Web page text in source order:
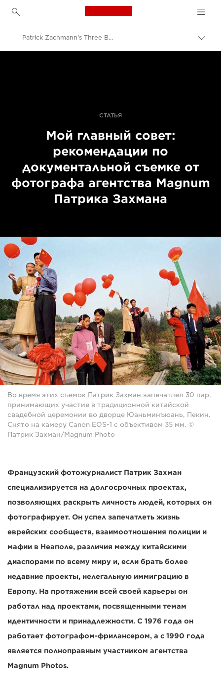
Canon Logo, back to
Patrick Zachmann's Three Best Pieces Of Advice
СТАТЬЯ
Мой главный совет:
рекомендации по
документальной съемке от
фотографа агентства Magnum
Патрика Захмана
Во время этих съемок Патрик Захман запечатлел 30 пар,
принимающих участие в традиционной китайской
свадебной церемонии во дворце Юаньминъюань, Пекин.
Снято на камеру Canon EOS-1 с объективом 35 мм. ©
Патрик Захман/Magnum Photo
Французский фотожурналист Патрик Захман
специализируется на долгосрочных проектах,
позволяющих раскрыть личность людей, которых он
фотографирует. Он успел запечатлеть жизнь
еврейских сообществ, взаимоотношения полиции и
мафии в Неаполе, различия между китайскими
диаспорами по всему миру и, если брать более
недавние проекты, нелегальную иммиграцию в
Европу. На протяжении всей своей карьеры он
работал над проектами, посвященными темам
идентичности и принадлежности. С 1976 года он
работает фотографом-фрилансером, а с 1990 года
является полноправным участником агентства
Magnum Photos.